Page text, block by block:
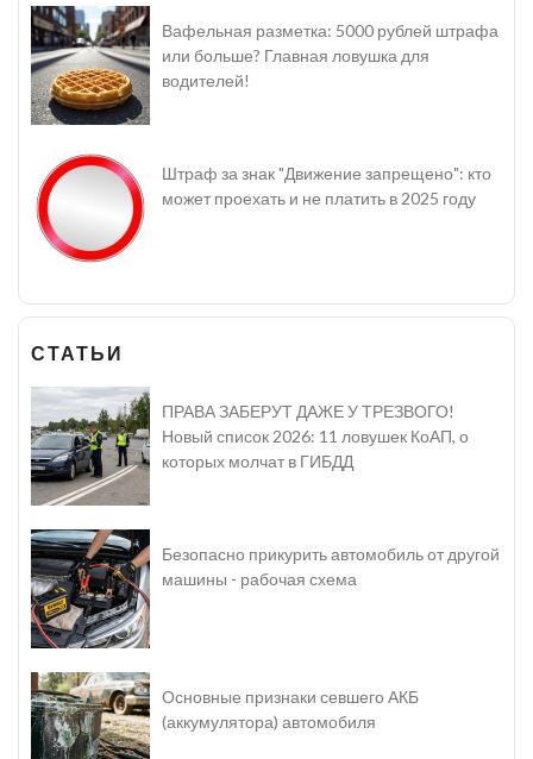
Вафельная разметка: 5000 рублей штрафа
или больше? Главная ловушка для
водителей!
Штраф за знак "Движение запрещено": кто
может проехать и не платить в 2025 году
СТАТЬИ
ПРАВА ЗАБЕРУТ ДАЖЕ У ТРЕЗВОГО!
Новый список 2026: 11 ловушек КоАП, о
которых молчат в ГИБДД
Безопасно прикурить автомобиль от другой
машины - рабочая схема
Основные признаки севшего АКБ
(аккумулятора) автомобиля